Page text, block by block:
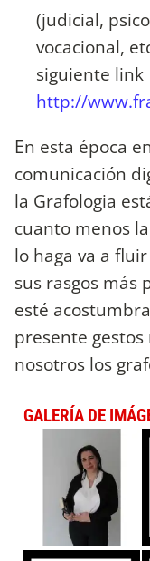
(judicial,
vocacional,
siguiente
http://
En esta época
comunicación
la Grafologia
cuanto menos
lo haga va a
sus rasgos más
esté
presente gestos
nosotros los
GALERÍA DE